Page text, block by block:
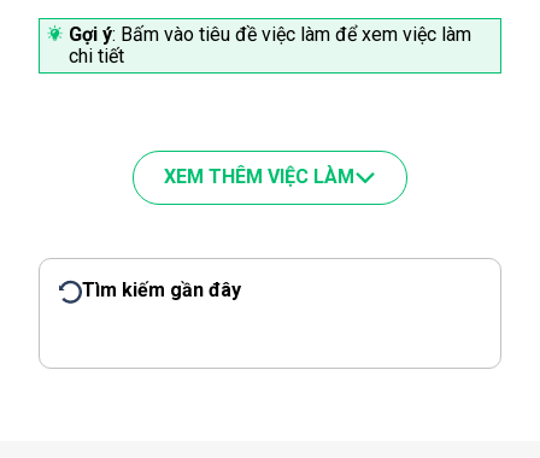
Gợi ý: Bấm vào tiêu đề việc làm để xem việc làm
chi tiết
XEM THÊM VIỆC LÀM
Tìm kiếm gần đây